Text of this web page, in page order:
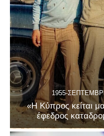
1955-
«Η Κύπρος κείται
έφεδρος